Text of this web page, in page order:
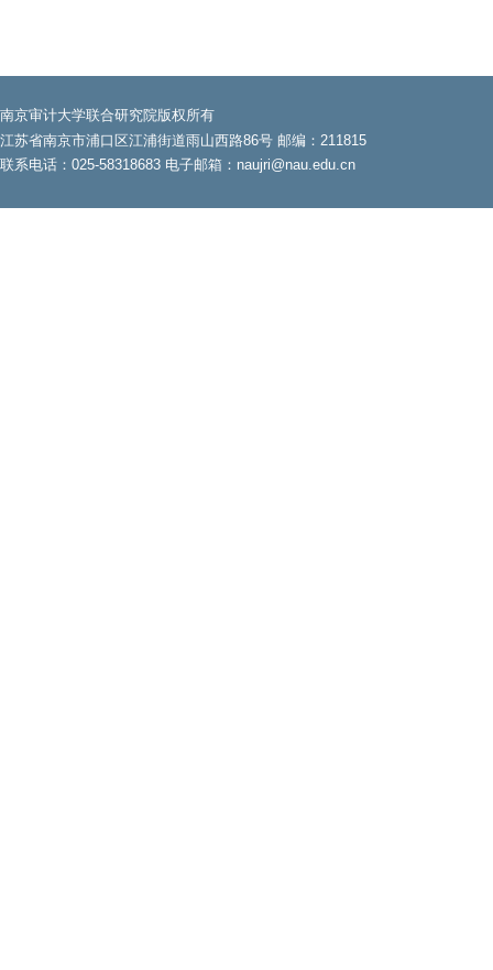
南京审计大学联合研究院版权所有
江苏省南京市浦口区江浦街道雨山西路86号 邮编：211815
联系电话：025-58318683 电子邮箱：naujri@nau.edu.cn